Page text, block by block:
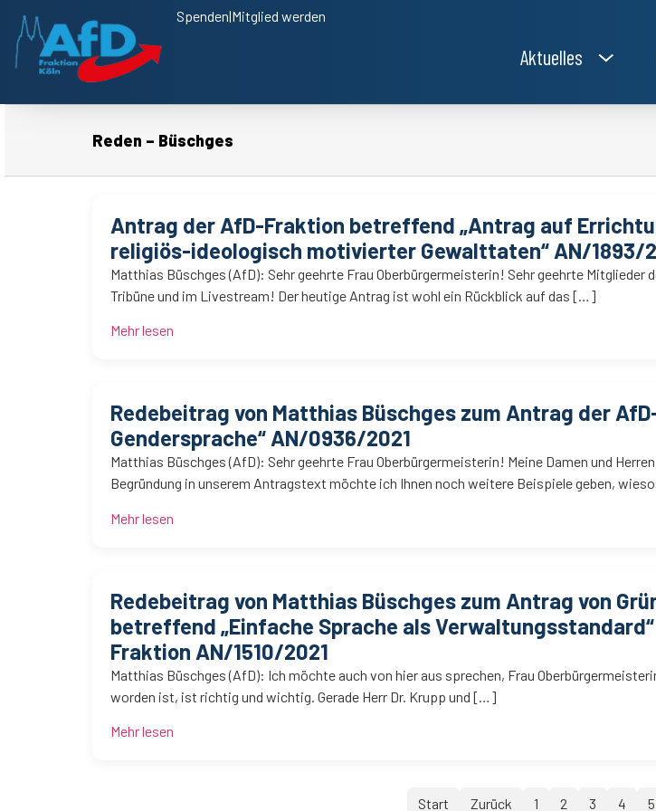
Spenden|Mitglied werden
Aktuelles
Reden – Büschges
Antrag der AfD-Fraktion betreffend „Antrag auf
religiös-ideologisch motivierter Gewalttaten“ AN/1893/
Matthias Büschges (AfD): Sehr geehrte Frau Oberbürgermeisterin! Sehr geehrte Mitglieder
Tribüne und im Livestream! Der heutige Antrag ist wohl ein Rückblick auf das […]
Mehr lesen
Redebeitrag von Matthias Büschges zum Antrag der
Gendersprache“ AN/0936/2021
Matthias Büschges (AfD): Sehr geehrte Frau Oberbürgermeisterin! Meine Damen und
Begründung in unserem Antragstext möchte ich Ihnen noch weitere Beispiele geben,
Mehr lesen
Redebeitrag von Matthias Büschges zum Antrag von
betreffend „Einfache Sprache als
Fraktion AN/1510/2021
Matthias Büschges (AfD): Ich möchte auch von hier aus sprechen, Frau
worden ist, ist richtig und wichtig. Gerade Herr Dr. Krupp und […]
Mehr lesen
Start Zurück 1 2 3 4 5